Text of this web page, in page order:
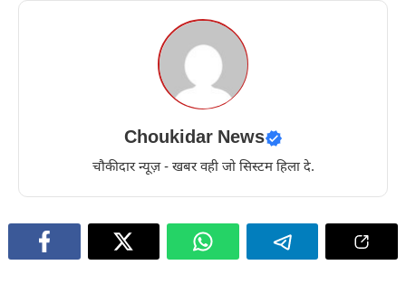
Choukidar News
चौकीदार न्यूज़ - खबर वही जो सिस्टम हिला दे.